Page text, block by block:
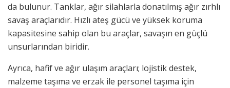
da bulunur. Tanklar, ağır silahlarla donatılmış ağır zırhlı
savaş araçlarıdır. Hızlı ateş gücü ve yüksek koruma
kapasitesine sahip olan bu araçlar, savaşın en güçlü
unsurlarından biridir.
Ayrıca, hafif ve ağır ulaşım araçları; lojistik destek,
malzeme taşıma ve erzak ile personel taşıma için